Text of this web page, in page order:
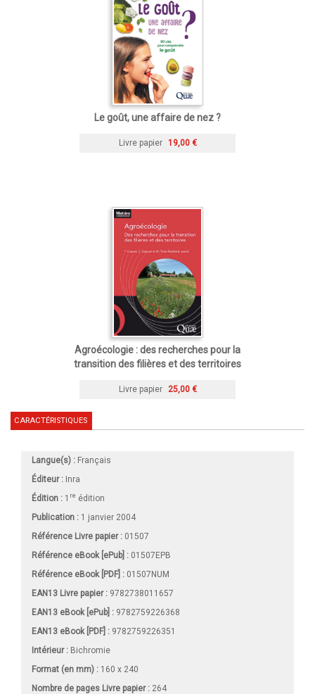
Le goût, une affaire de nez ?
Livre papier 19,00 €
Agroécologie : des recherches pour la
transition des filières et des territoires
Livre papier 25,00 €
CARACTÉRISTIQUES
Langue(s) : Français
Éditeur : Inra
Édition : 1 re édition
Publication : 1 janvier 2004
Référence Livre papier : 01507
Référence eBook [ePub] : 01507EPB
Référence eBook [PDF] : 01507NUM
EAN13 Livre papier : 9782738011657
EAN13 eBook [ePub] : 9782759226368
EAN13 eBook [PDF] : 9782759226351
Intérieur : Bichromie
Format (en mm) : 160 x 240
Nombre de pages Livre papier: 264